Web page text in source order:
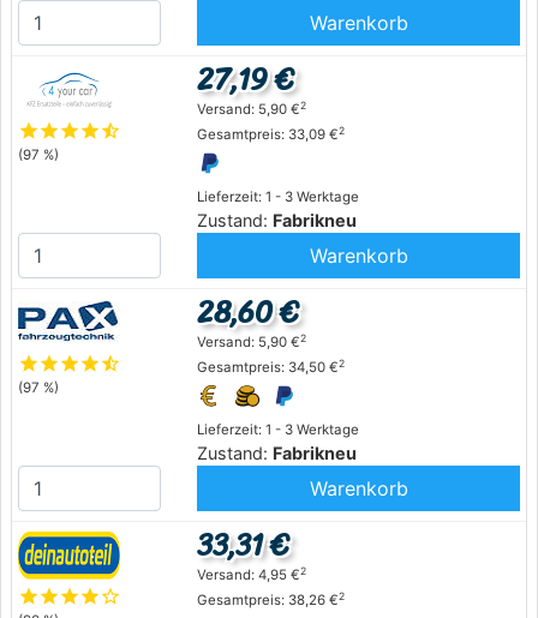
Warenkorb
starstarstarstarstar_half
(97 %)
Lieferzeit: 1 - 3 Werktage
Zustand: Fabrikneu
27,19 €
Versand: 5,90 €2
Gesamtpreis: 33,09 €2
Warenkorb
starstarstarstarstar_half
(97 %)
Lieferzeit: 1 - 3 Werktage
Zustand: Fabrikneu
28,60 €
Versand: 5,90 €2
Gesamtpreis: 34,50 €2
Warenkorb
starstarstarstarstar_outline
33,31 €
Versand: 4,95 €2
Gesamtpreis: 38,26 €2